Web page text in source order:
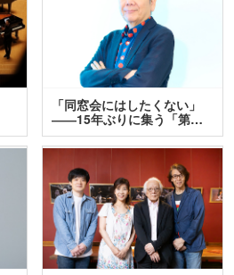
「同窓会にはしたくない」
――15年ぶりに集う「第…